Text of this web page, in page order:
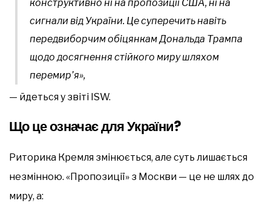
конструктивно ні на пропозиції США, ні на
сигнали від України. Це суперечить навіть
передвиборчим обіцянкам Дональда Трампа
щодо досягнення стійкого миру шляхом
перемир’я»,
— йдеться у звіті ISW.
Що це означає для України?
Риторика Кремля змінюється, але суть лишається
незмінною. «Пропозиції» з Москви — це не шлях до
миру, а: